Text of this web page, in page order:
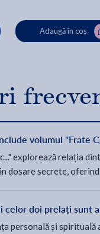
Adaugă în coș
volumul "Frate
explorează relația
dosare secrete,
celor doi prelați sunt
personală și